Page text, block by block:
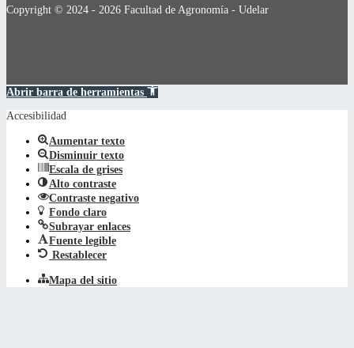
Copyright © 2024 - 2026 Facultad de Agronomía - Udelar
Abrir barra de herramientas
Accesibilidad
Aumentar texto
Disminuir texto
Escala de grises
Alto contraste
Contraste negativo
Fondo claro
Subrayar enlaces
Fuente legible
Restablecer
Mapa del sitio